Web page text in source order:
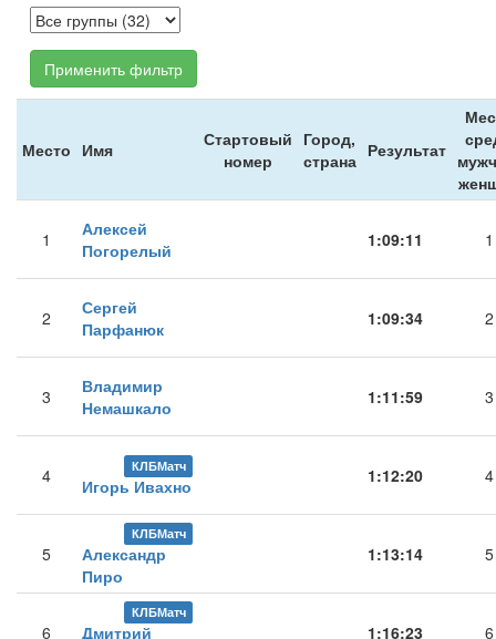
Применить фильтр
Место Имя
Стартовый
номер
Город,
страна Результат
1
Алексей
Погорелый
1:09:11 1
2
Сергей
Парфанюк
1:09:34 2
3
Владимир
Немашкало
1:11:59 3
4 КЛБМатч
Игорь Ивахно 1:12:20 4
5
КЛБМатч
Александр
Пиро
1:13:14 5
6
КЛБМатч
Дмитрий
1:16:23 6